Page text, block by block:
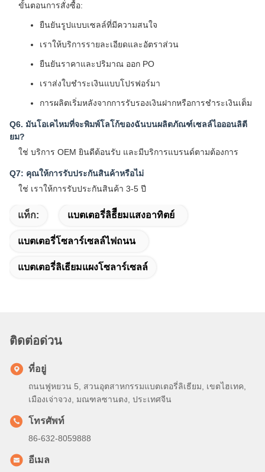
ขั้นตอนการสั่งซื้อ:
ยืนยันรูปแบบเซลล์ที่มีความสนใจ
เราให้บริการรายละเอียดและอัตราส่วน
ยืนยันราคาและปริมาณ ออก PO
เราส่งใบชําระเงินแบบโปรฟอร์มา
การผลิตเริ่มหลังจากการรับรองเงินฝากหรือการชําระเงินเต็ม
Q6. มันโอเคไหมที่จะพิมพ์โลโก้ของฉันบนผลิตภัณฑ์เซลล์ไอออนลิตี
ยม?
ใช่ บริการ OEM ยินดีต้อนรับ และมีบริการแบรนด์ตามต้องการ
Q7: คุณให้การรับประกันสินค้าหรือไม่
ใช่ เราให้การรับประกันสินค้า 3-5 ปี
แท็ก: แบตเตอรี่ลิธีียมแสงอาทิตย์
แบตเตอรี่โซลาร์เซลล์ไฟถนน
แบตเตอรี่ลิเธียมแผงโซลาร์เซลล์
ติดต่อด่วน
ที่อยู่
ถนนฟูหยวน 5, สวนอุตสาหกรรมแบตเตอรี่ลิเธียม, เขตไฮเทค,
เมืองเจ่าจวง, มณฑลซานตง, ประเทศจีน
โทรศัพท์
86-632-8059888
อีเมล